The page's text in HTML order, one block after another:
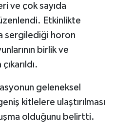
ve çok sayıda
Etkinlikte
sergilediği horon
birlik ve
geleneksel
kitlelere ulaştırılması
olduğunu belirtti.